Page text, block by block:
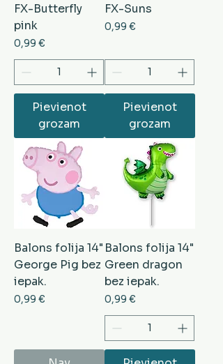
FX-Butterfly
pink
Cena
0,99 €
Pievienot
grozam
FX-Suns
Cena
0,99 €
Pievienot
grozam
Balons folija 14"
George Pig bez
iepak.
Cena
0,99 €
Balons folija 14"
Green dragon
bez iepak.
Cena
0,99 €